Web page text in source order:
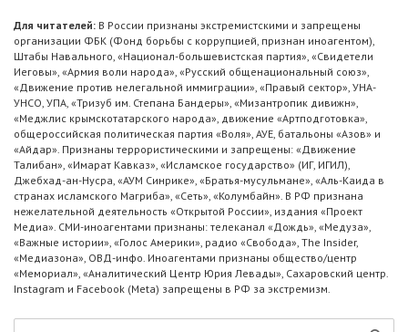
Для читателей: В России признаны экстремистскими и запрещены
организации ФБК (Фонд борьбы с коррупцией, признан иноагентом),
Штабы Навального, «Национал-большевистская партия», «Свидетели
Иеговы», «Армия воли народа», «Русский общенациональный союз»,
«Движение против нелегальной иммиграции», «Правый сектор», УНА-
УНСО, УПА, «Тризуб им. Степана Бандеры», «Мизантропик дивижн»,
«Меджлис крымскотатарского народа», движение «Артподготовка»,
общероссийская политическая партия «Воля», АУЕ, батальоны «Азов» и
«Айдар». Признаны террористическими и запрещены: «Движение
Талибан», «Имарат Кавказ», «Исламское государство» (ИГ, ИГИЛ),
Джебхад-ан-Нусра, «АУМ Синрике», «Братья-мусульмане», «Аль-Каида в
странах исламского Магриба», «Сеть», «Колумбайн». В РФ признана
нежелательной деятельность «Открытой России», издания «Проект
Медиа». СМИ-иноагентами признаны: телеканал «Дождь», «Медуза»,
«Важные истории», «Голос Америки», радио «Свобода», The Insider,
«Медиазона», ОВД-инфо. Иноагентами признаны общество/центр
«Мемориал», «Аналитический Центр Юрия Левады», Сахаровский центр.
Instagram и Facebook (Metа) запрещены в РФ за экстремизм.